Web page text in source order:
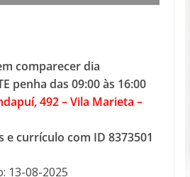
comparecer dia
penha das 09:00 às 16:00
492 – Vila Marieta –
e currículo com ID 8373501
13-08-2025